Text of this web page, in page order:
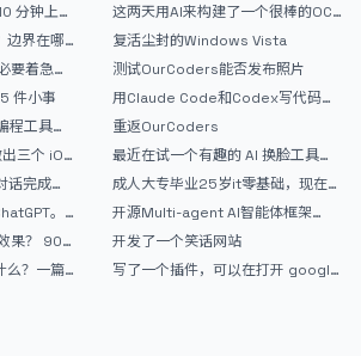
分钟上手
边界在哪
要着急放
件小事
程工具
新时代
三个 iOS
3 实
话完成一
实战记录
。
90%
么？一篇
这两天用AI来构建了一个很棒的OC
论坛精华区
复活尘封的Windows Vista
测试OurCoders能否发布照片
用Claude Code和Codex写代码真
的爽，但是App怎么挣钱还是很难啊
重返OurCoders
最近在试一个有趣的 AI 换脸工具，
效果挺不错
成人大专毕业25岁it零基础，现在想
考软件设计师，有什么好的建议吗，
谢谢！
开源Multi-agent AI智能体框架
aevatar.ai，欢迎大家贡献代码
开发了一个笑话网站
写了一个插件，可以在打开 google